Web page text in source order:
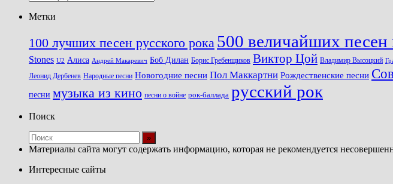
Метки
100 лучших песен русского рока 500 величайших песен
Stones U2 Алиса Андрей Макаревич Боб Дилан Борис Гребенщиков Виктор Цой Владимир Высоцкий
Леонид Дербенев Народные песни Новогодние песни Пол Маккартни Рождественские песни
песни музыка из кино песни о войне рок-баллада русский рок
Поиск
Материалы сайта могут содержать информацию, которая не рекомендуется
Интересные сайты